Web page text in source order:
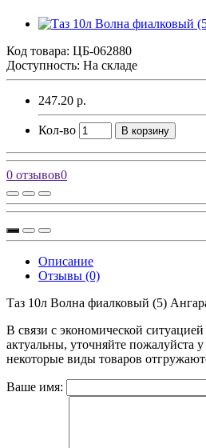
Код товара: ЦБ-062880
Доступность: На складе
247.20 р.
Кол-во В корзину
0 отзывов0
Описание
Отзывы (0)
Таз 10л Волна фиалковый (5)
В связи с экономической
актуальны, уточняйте пожалуйста
некоторые виды товаров
Ваше имя: